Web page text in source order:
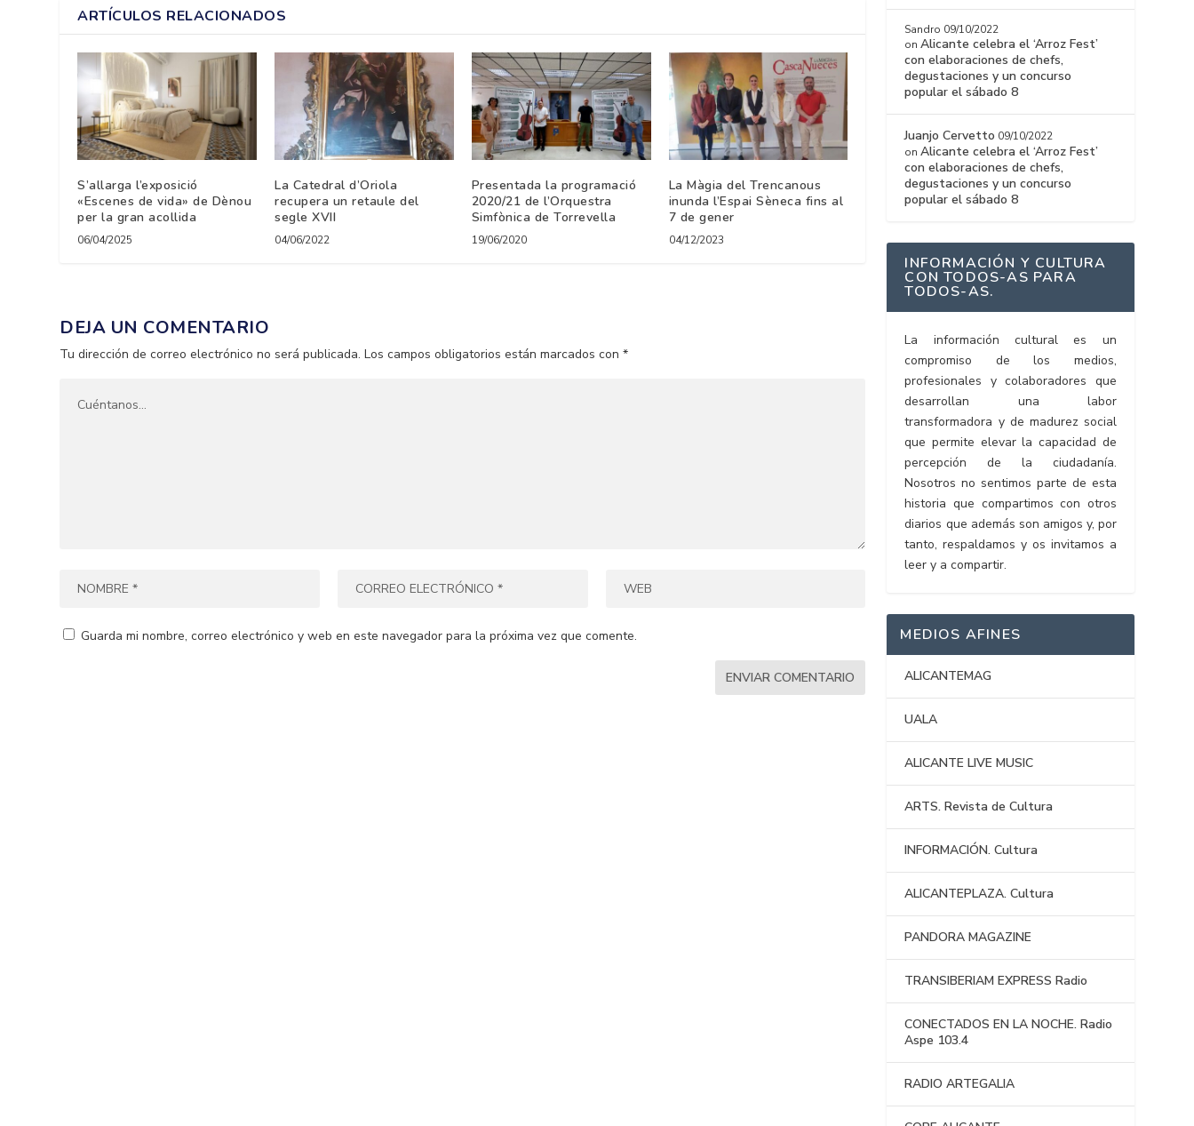
ARTÍCULOS RELACIONADOS
S’allarga l’exposició
«Escenes de vida» de Dènou
per la gran acollida
06/04/2025
La Catedral d’Oriola
recupera un retaule del
segle XVII
04/06/2022
Presentada la programació
2020/21 de l’Orquestra
Simfònica de Torrevella
19/06/2020
La Màgia del Trencanous
inunda l’Espai Sèneca fins al
7 de gener
04/12/2023
DEJA UN COMENTARIO
Tu dirección de correo electrónico no será publicada. Los campos obligatorios están marcados con*
Guarda mi nombre, correo electrónico y web en este navegador para la próxima vez que comente.
Sandro 09/10/2022
onAlicante celebra el ‘Arroz Fest’
con elaboraciones de chefs,
degustaciones y un concurso
popular el sábado 8
Juanjo Cervetto 09/10/2022
onAlicante celebra el ‘Arroz Fest’
con elaboraciones de chefs,
degustaciones y un concurso
popular el sábado 8
INFORMACIÓN Y CULTURA
CON TODOS-AS PARA
TODOS-AS.
La información cultural es un
compromiso de los medios,
profesionales y colaboradores que
desarrollan una labor
transformadora y de madurez social
que permite elevar la capacidad de
percepción de la ciudadanía.
Nosotros no sentimos parte de esta
historia que compartimos con otros
diarios que además son amigos y, por
tanto, respaldamos y os invitamos a
leer y a compartir.
MEDIOS AFINES
ALICANTEMAG
UALA
ALICANTE LIVE MUSIC
ARTS. Revista de Cultura
INFORMACIÓN. Cultura
ALICANTEPLAZA. Cultura
PANDORA MAGAZINE
TRANSIBERIAM EXPRESS Radio
CONECTADOS EN LA NOCHE. Radio
Aspe 103.4
RADIO ARTEGALIA